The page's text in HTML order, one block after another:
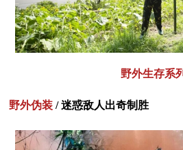
野外生存系
野外伪装 / 迷惑敌人出奇制胜